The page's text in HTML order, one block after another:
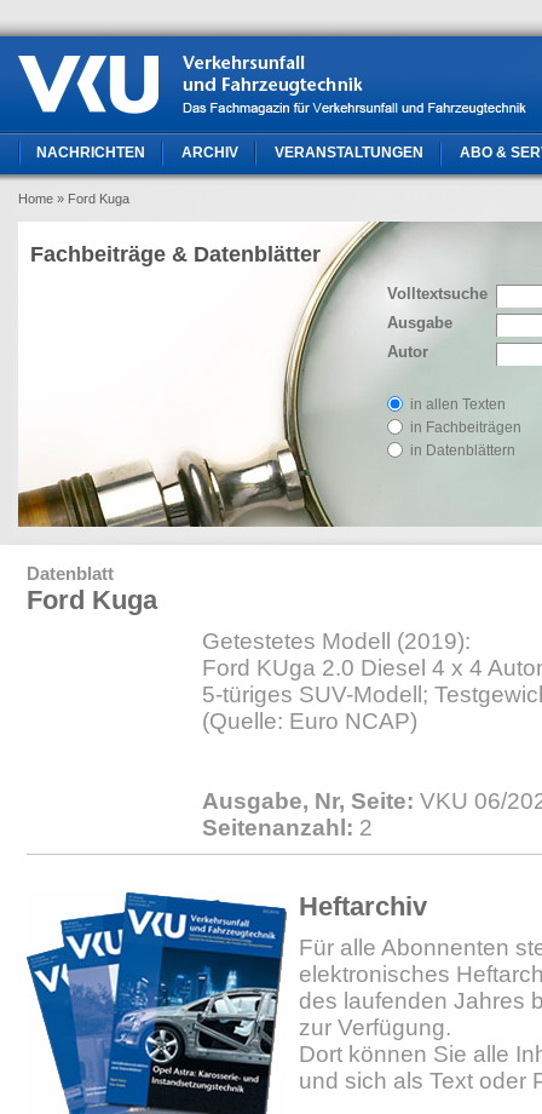
NACHRICHTEN ARCHIV VERANSTALTUNGEN ABO &
Home » Ford Kuga
Volltextsuche
Ausgabe
Autor
in allen Texten
in Fachbeiträgen
in Datenblättern
Fachbeiträge & Datenblätter
Datenblatt
Ford Kuga
Getestetes Modell (2019):
Ford KUga 2.0 Diesel 4 x 4
5-türiges SUV-Modell;
(Quelle: Euro NCAP)
Ausgabe, Nr, Seite: VKU 06/
Seitenanzahl: 2
Heftarchiv
Für alle Abonnenten
elektronisches
des laufenden Jahres
zur Verfügung.
Dort können Sie alle
und sich als Text oder